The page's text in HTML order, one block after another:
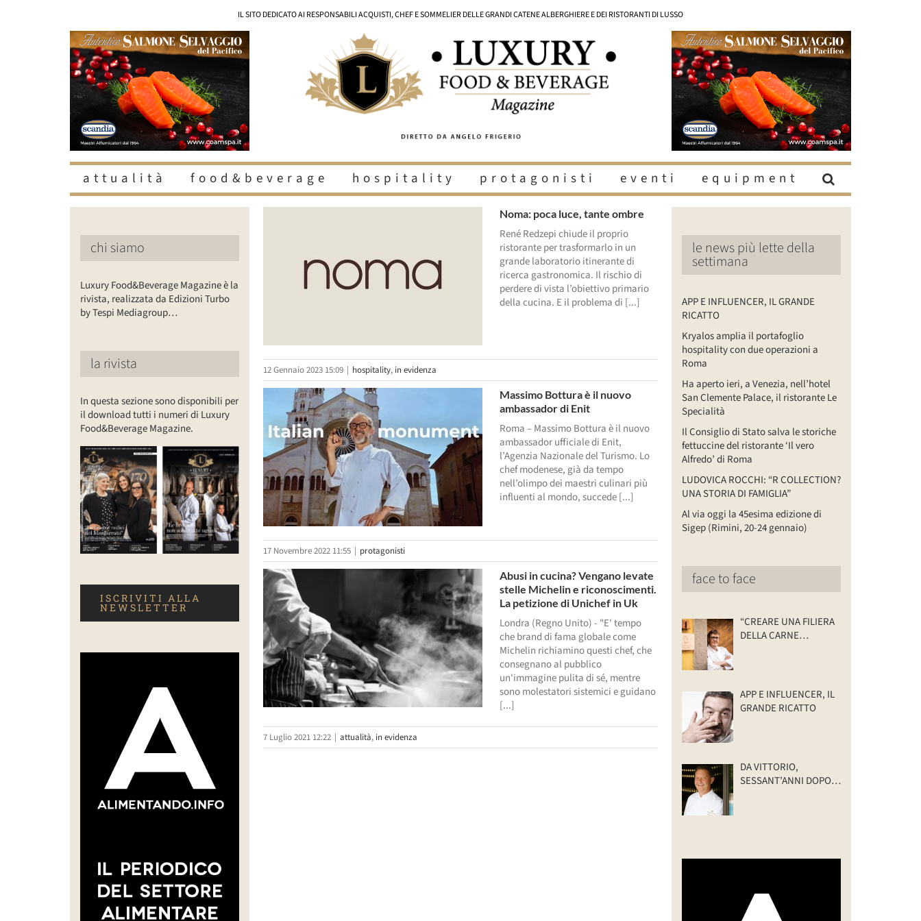
IL SITO DEDICATO AI RESPONSABILI ACQUISTI, CHEF E SOMMELIER DELLE GRANDI CATENE ALBERGHIERE E DEI RISTORANTI DI LUSSO
attualità food&beverage hospitality protagonisti eventi equipment
Noma: poca luce, tante ombre
René Redzepi chiude il proprio
ristorante per trasformarlo in un
grande laboratorio itinerante di
ricerca gastronomica. Il rischio di
perdere di vista l’obiettivo primario
della cucina. E il problema di [...]
12 Gennaio 2023 15:09 | hospitality, in evidenza
Massimo Bottura è il nuovo
ambassador di Enit
Roma – Massimo Bottura è il nuovo
ambassador ufficiale di Enit,
l’Agenzia Nazionale del Turismo. Lo
chef modenese, già da tempo
nell’olimpo dei maestri culinari più
influenti al mondo, succede [...]
17 Novembre 2022 11:55 | protagonisti
Abusi in cucina? Vengano levate
stelle Michelin e riconoscimenti.
La petizione di Unichef in Uk
Londra (Regno Unito) - "E' tempo
che brand di fama globale come
Michelin richiamino questi chef, che
consegnano al pubblico
un'immagine pulita di sé, mentre
sono molestatori sistemici e guidano
[...]
7 Luglio 2021 12:22 | attualità, in evidenza
chi siamo
Luxury Food&Beverage Magazine è la
rivista, realizzata da Edizioni Turbo
by Tespi Mediagroup…
la rivista
In questa sezione sono disponibili per
il download tutti i numeri di Luxury
Food&Beverage Magazine.
ISCRIVITI ALLA
NEWSLETTER
le news più lette della
settimana
APP E INFLUENCER, IL GRANDE
RICATTO
Kryalos amplia il portafoglio
hospitality con due operazioni a
Roma
Ha aperto ieri, a Venezia, nell’hotel
San Clemente Palace, il ristorante Le
Specialità
Il Consiglio di Stato salva le storiche
fettuccine del ristorante ‘Il vero
Alfredo’ di Roma
LUDOVICA ROCCHI: “R COLLECTION?
UNA STORIA DI FAMIGLIA”
Al via oggi la 45esima edizione di
Sigep (Rimini, 20-24 gennaio)
face to face
“CREARE UNA FILIERA
DELLA CARNE
APP E INFLUENCER, IL
GRANDE RICATTO
DA VITTORIO,
SESSANT’ANNI DOPO: